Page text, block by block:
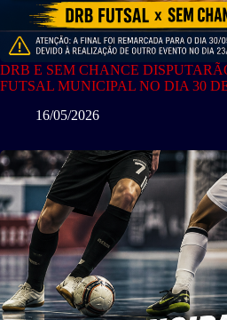
DRB E SEM CHANCE
FUTSAL MUNICIPAL NO DIA 30
16/05/2026